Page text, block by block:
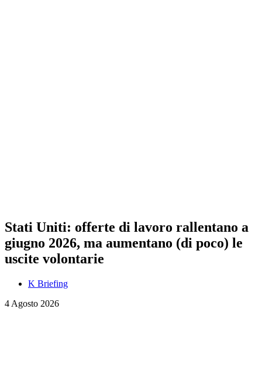
Stati Uniti: offerte di lavoro rallentano a
giugno 2026, ma aumentano (di poco) le
uscite volontarie
K Briefing
4 Agosto 2026